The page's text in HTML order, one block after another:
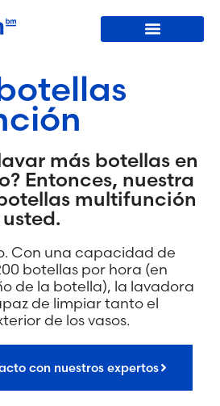
más botellas en
Entonces, nuestra
multifunción
Con una capacidad de
botellas por hora (en
de la botella), la lavadora
de limpiar tanto el
de los vasos.
con nuestros expertos